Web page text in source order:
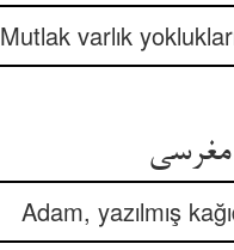
Mutlak varlık
Adam, yazılmış